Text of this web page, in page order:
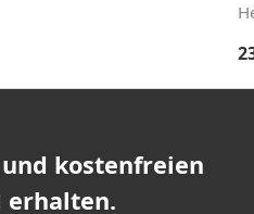
kostenfreien
erhalten.